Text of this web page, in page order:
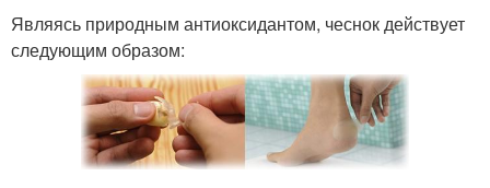
Являясь природным антиоксидантом, чеснок действует
следующим образом: